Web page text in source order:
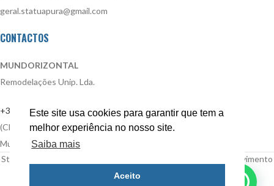
Este site usa cookies para garantir que tem a
melhor experiência no nosso site.
Saiba mais
Aceito
geral.statuapura@gmail.com
CONTACTOS
MUNDORIZONTAL
Remodelações Unip. Lda.
+351 914 510 508
(Chamada para rede móvel nacional)
Mundorizontal.remodelacoes@gmail.com
Statua Pura | Todos os direitos reservados | Design e desenvolvimento
porBestsites.pt